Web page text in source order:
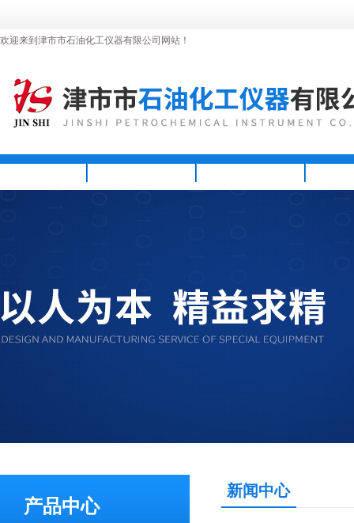
欢迎来到津市市石油化工仪器有限公司网站！
产品中心
新闻中心